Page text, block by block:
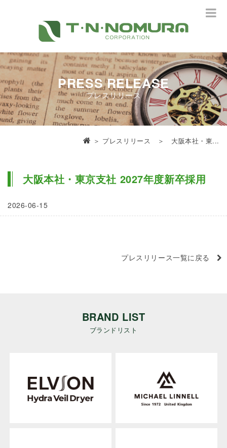
PRESS RELEASE
プレスリリース
＞ プレスリリース ＞ 大阪本社・東...
大阪本社・東京支社 2027年度新卒採用
2026-06-15
プレスリリース一覧に戻る
BRAND LIST
ブランドリスト